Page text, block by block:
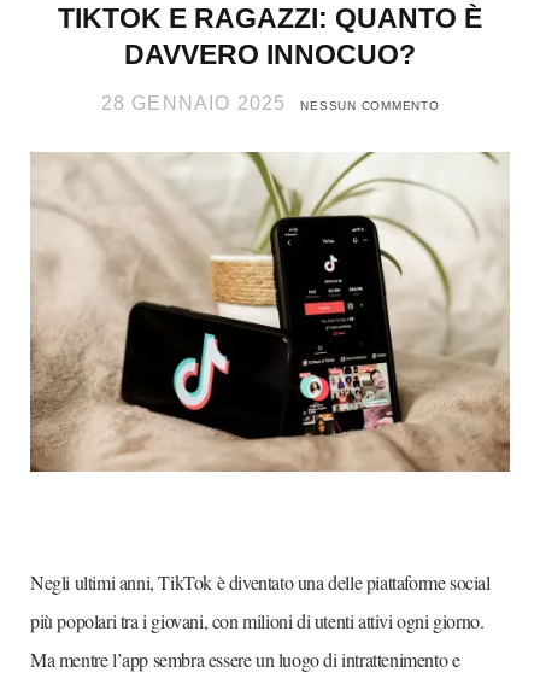
TIKTOK E RAGAZZI: QUANTO È
DAVVERO INNOCUO?
28 GENNAIO 2025 NESSUN COMMENTO
Negli ultimi anni, TikTok è diventato una delle piattaforme social
più popolari tra i giovani, con milioni di utenti attivi ogni giorno.
Ma mentre l’app sembra essere un luogo di intrattenimento e